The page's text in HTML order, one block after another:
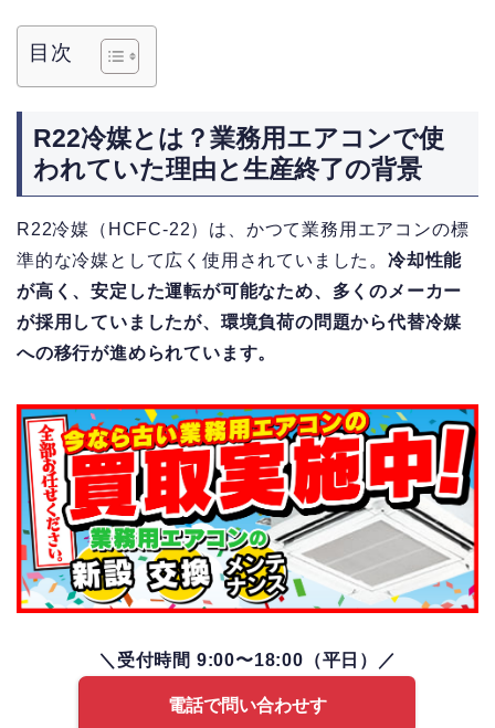
目次
R22冷媒とは？業務用エアコンで使
われていた理由と生産終了の背景
R22冷媒（HCFC-22）は、かつて業務用エアコンの標
準的な冷媒として広く使用されていました。 冷却性能
が高く、安定した運転が可能なため、多くのメーカー
が採用していましたが、環境負荷の問題から代替冷媒
への移行が進められています。
＼受付時間 9:00〜18:00（平日）／
電話で問い合わせす